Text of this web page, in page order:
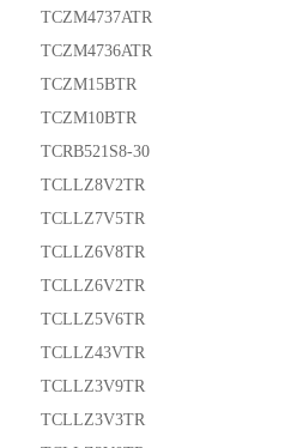
TCZM4737ATR
TCZM4736ATR
TCZM15BTR
TCZM10BTR
TCRB521S8-30
TCLLZ8V2TR
TCLLZ7V5TR
TCLLZ6V8TR
TCLLZ6V2TR
TCLLZ5V6TR
TCLLZ43VTR
TCLLZ3V9TR
TCLLZ3V3TR